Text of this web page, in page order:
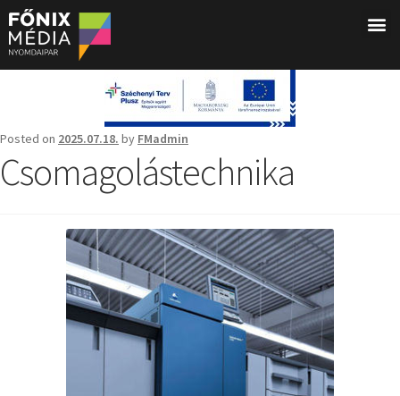
Posted on 2025.07.18. by FMadmin
Csomagolástechnika